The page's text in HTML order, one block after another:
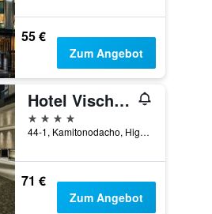
55 €
Zum Angebot
Hotel Vischio Kyoto By Granvia
4 Sterne
44-1, Kamitonodacho, Higashikujo, Kyōto, Japan
71 €
Zum Angebot